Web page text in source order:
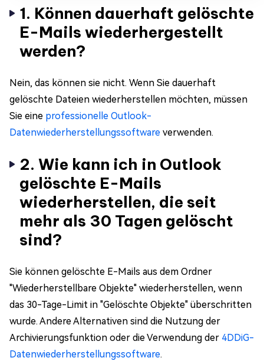
1. Können dauerhaft gelöschte
E-Mails wiederhergestellt
werden?
Nein, das können sie nicht. Wenn Sie dauerhaft
gelöschte Dateien wiederherstellen möchten, müssen
Sie eine professionelle Outlook-
Datenwiederherstellungssoftware verwenden.
2. Wie kann ich in Outlook
gelöschte E-Mails
wiederherstellen, die seit
mehr als 30 Tagen gelöscht
sind?
Sie können gelöschte E-Mails aus dem Ordner
"Wiederherstellbare Objekte" wiederherstellen, wenn
das 30-Tage-Limit in "Gelöschte Objekte" überschritten
wurde. Andere Alternativen sind die Nutzung der
Archivierungsfunktion oder die Verwendung der 4DDiG-
Datenwiederherstellungssoftware.